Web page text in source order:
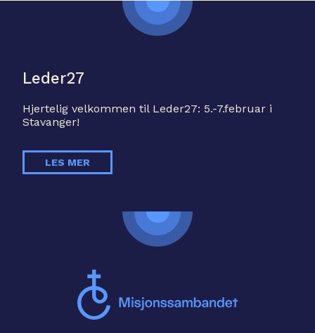
Leder27
Hjertelig velkommen til Leder27: 5.-7.februar i
Stavanger!
LES MER